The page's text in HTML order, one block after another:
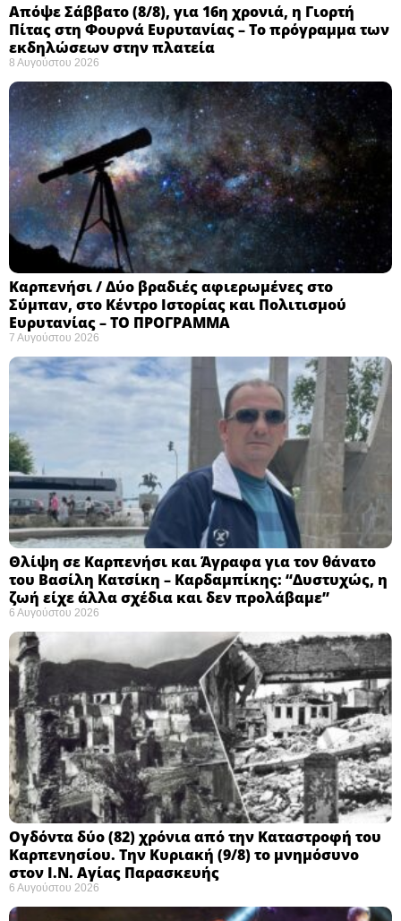
Απόψε Σάββατο (8/8), για 16η χρονιά, η Γιορτή
Πίτας στη Φουρνά Ευρυτανίας – Το πρόγραμμα των
εκδηλώσεων στην πλατεία
8 Αυγούστου 2026
Καρπενήσι / Δύο βραδιές αφιερωμένες στο
Σύμπαν, στο Κέντρο Ιστορίας και Πολιτισμού
Ευρυτανίας – ΤΟ ΠΡΟΓΡΑΜΜΑ
7 Αυγούστου 2026
Θλίψη σε Καρπενήσι και Άγραφα για τον θάνατο
του Βασίλη Κατσίκη – Καρδαμπίκης: “Δυστυχώς, η
ζωή είχε άλλα σχέδια και δεν προλάβαμε”
6 Αυγούστου 2026
Ογδόντα δύο (82) χρόνια από την Καταστροφή του
Καρπενησίου. Την Κυριακή (9/8) το μνημόσυνο
στον Ι.Ν. Αγίας Παρασκευής
6 Αυγούστου 2026